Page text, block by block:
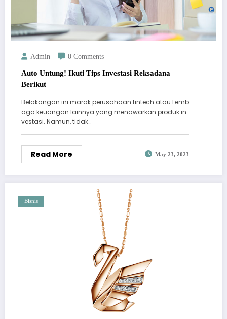
Admin 0 Comments
Auto Untung! Ikuti Tips Investasi Reksadana
Berikut
Belakangan ini marak perusahaan fintech atau Lemb
aga keuangan lainnya yang menawarkan produk in
vestasi. Namun, tidak…
Read More May 23, 2023
Bisnis